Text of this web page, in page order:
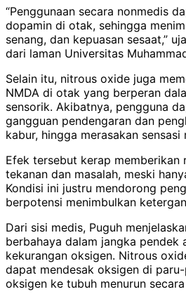
“Penggunaan secara nonmedis
dopamin di otak, sehingga
senang, dan kepuasan sesaat,”
dari laman Universitas
Selain itu, nitrous oxide juga
NMDA di otak yang berperan
sensorik. Akibatnya, pengguna
gangguan pendengaran dan
kabur, hingga merasakan
Efek tersebut kerap memberikan
tekanan dan masalah, meski
Kondisi ini justru mendorong
berpotensi menimbulkan
Dari sisi medis, Puguh
berbahaya dalam jangka pendek
kekurangan oksigen. Nitrous
dapat mendesak oksigen di
oksigen ke tubuh menurun